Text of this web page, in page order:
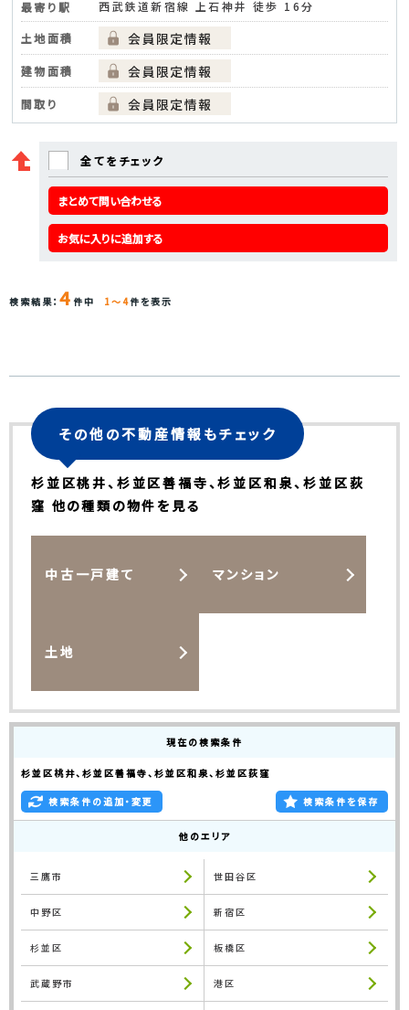
最寄り駅 西武鉄道新宿線 上石神井 徒歩 16分
土地面積
建物面積
間取り
全てをチェック
まとめて問い合わせる
お気に入りに追加する
検索結果： 4 件中 1～4件を表示
その他の不動産情報もチェック
杉並区桃井、杉並区善福寺、杉並区和泉、杉並区荻
窪 他の種類の物件を見る
中古一戸建て マンション
土地
現在の検索条件
杉並区桃井、杉並区善福寺、杉並区和泉、杉並区荻窪
検索条件の追加・変更 検索条件を保存
他のエリア
三鷹市 世田谷区
中野区 新宿区
杉並区 板橋区
武蔵野市 港区